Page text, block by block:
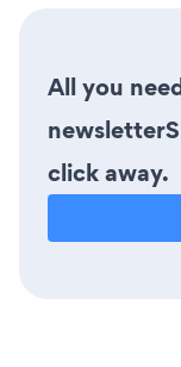
All you
click away.